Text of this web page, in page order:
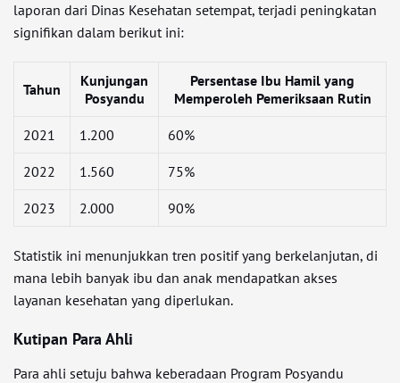
laporan dari Dinas Kesehatan setempat, terjadi peningkatan
signifikan dalam berikut ini:
Tahun
Kunjungan
Posyandu
Persentase Ibu Hamil yang
Memperoleh Pemeriksaan Rutin
2021 1.200 60%
2022 1.560 75%
2023 2.000 90%
Statistik ini menunjukkan tren positif yang berkelanjutan, di
mana lebih banyak ibu dan anak mendapatkan akses
layanan kesehatan yang diperlukan.
Kutipan Para Ahli
Para ahli setuju bahwa keberadaan Program Posyandu